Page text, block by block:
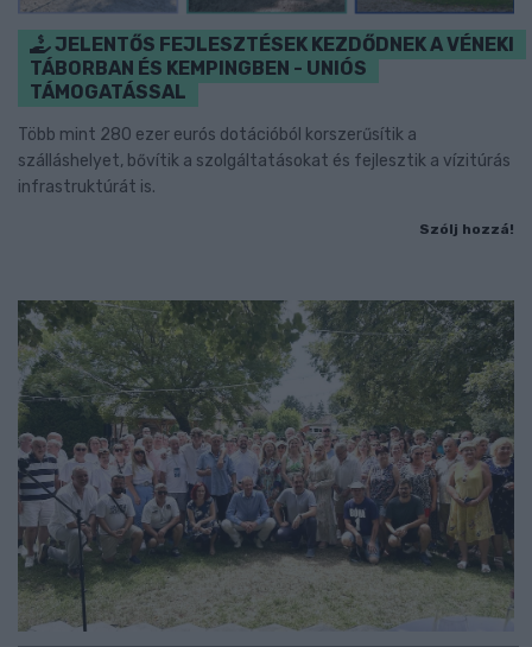
JELENTŐS FEJLESZTÉSEK KEZDŐDNEK A VÉNEKI
TÁBORBAN ÉS KEMPINGBEN - UNIÓS
TÁMOGATÁSSAL
Több mint 280 ezer eurós dotációból korszerűsítik a
szálláshelyet, bővítik a szolgáltatásokat és fejlesztik a vízitúrás
infrastruktúrát is.
Szólj hozzá!